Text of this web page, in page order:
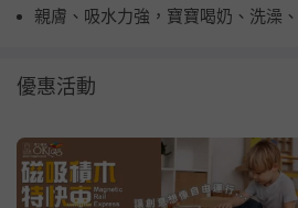
親膚、吸水力強，寶寶喝奶、洗澡、
優惠活動